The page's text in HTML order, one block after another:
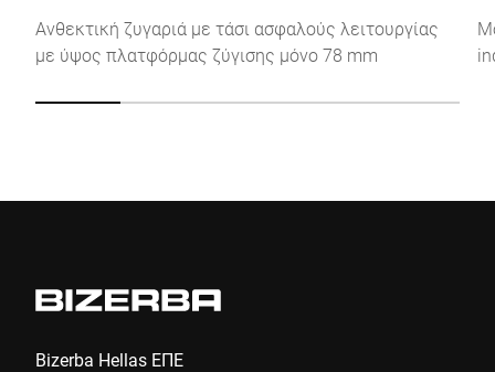
Click to start verification
Ανθεκτική ζυγαριά με τάσι ασφαλούς λειτουργίας
με ύψος πλατφόρμας ζύγισης μόνο 78 mm
Bizerba Hellas ΕΠΕ